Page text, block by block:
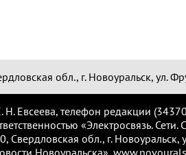
обл., г. Новоуральск, ул.
Н. Евсеева, телефон редакции
«Электросвязь.
Свердловская обл., г. Новоуральск,